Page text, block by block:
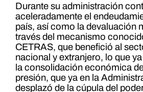
Durante su administración
aceleradamente el
país, así como la devaluación
través del mecanismo
CETRAS, que benefició al
nacional y extranjero, lo que
la consolidación económica
presión, que ya en la
desplazó de la cúpula del